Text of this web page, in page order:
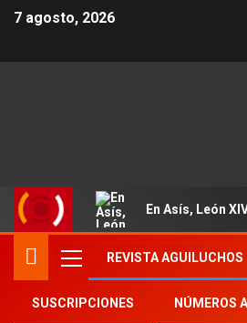
7 agosto, 2026
En Asís, León
REVISTA AGUILUCHOS
SUSCRIPCIONES NÚMEROS